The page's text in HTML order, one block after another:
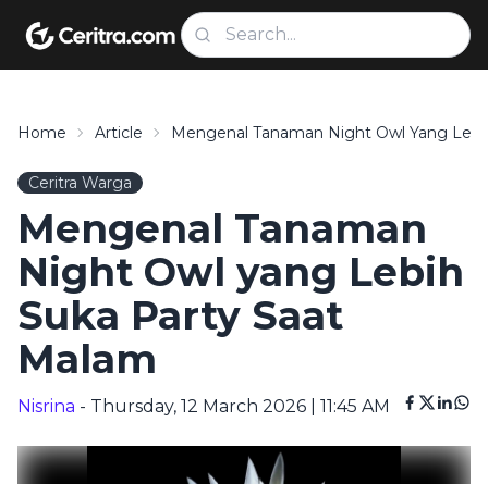
Home Article Mengenal Tanaman Night Owl Yang
Ceritra Warga
Mengenal Tanaman
Night Owl yang Lebih
Suka Party Saat
Malam
Nisrina - Thursday, 12 March 2026 | 11:45 AM